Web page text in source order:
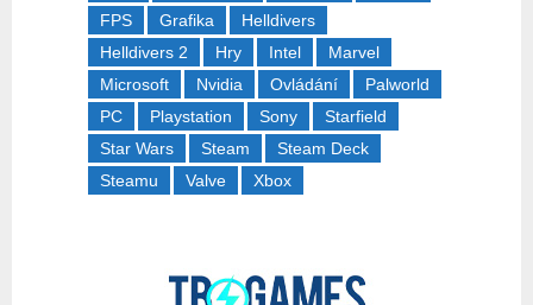
FPS
Grafika
Helldivers
Helldivers 2
Hry Intel
Marvel
Microsoft
Nvidia Ovládání
Palworld
PC
Playstation Sony
Starfield
Star Wars
Steam
Steam Deck
Steamu
Valve Xbox